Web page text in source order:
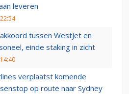
leveren
tussen WestJet en
einde staking in zicht
verplaatst komende
op route naar Sydney